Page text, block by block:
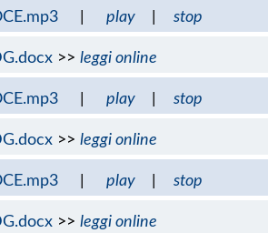
play stop
>> leggi online
play stop
>> leggi online
play stop
>> leggi online